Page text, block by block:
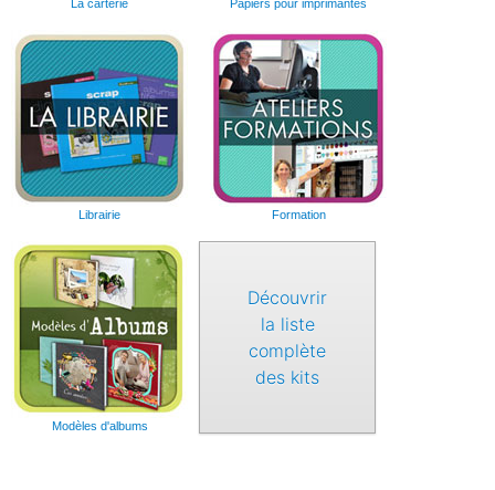
La carterie Papiers pour imprimantes
Librairie Formation
Modèles d'albums
Découvrir
la liste
complète
des kits